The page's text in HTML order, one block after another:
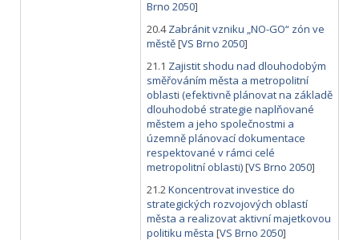
Brno 2050]
20.4 Zabránit vzniku „NO-GO“ zón ve
městě[VS Brno 2050]
21.1 Zajistit shodu nad dlouhodobým
směřováním města a metropolitní
oblasti (efektivně plánovat na základě
dlouhodobé strategie naplňované
městem a jeho společnostmi a
územně plánovací dokumentace
respektované v rámci celé
metropolitní oblasti)[VS Brno 2050]
21.2Koncentrovat investice do
strategických rozvojových oblastí
města a realizovat aktivní majetkovou
politiku města [VS Brno 2050]